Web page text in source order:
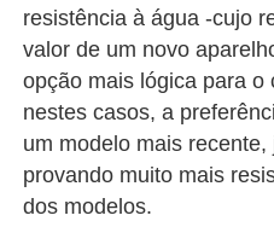
resistência à água -cujo
valor de um novo
opção mais lógica para o
nestes casos, a
um modelo mais
provando muito mais
dos modelos.